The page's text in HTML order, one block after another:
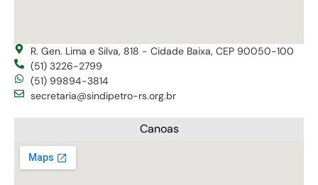
R. Gen. Lima e Silva, 818 - Cidade Baixa, CEP 90050-100
(51) 3226-2799
(51) 99894-3814
secretaria@sindipetro-rs.org.br
Canoas